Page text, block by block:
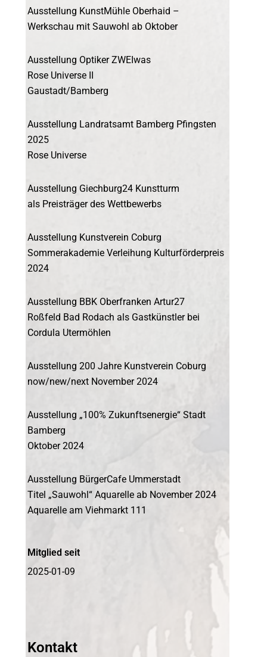
Ausstellung KunstMühle Oberhaid –
Werkschau mit Sauwohl ab Oktober
Ausstellung Optiker ZWEIwas
Rose Universe II
Gaustadt/Bamberg
Ausstellung Landratsamt Bamberg Pfingsten
2025
Rose Universe
Ausstellung Giechburg24 Kunstturm
als Preisträger des Wettbewerbs
Ausstellung Kunstverein Coburg
Sommerakademie Verleihung Kulturförderpreis
2024
Ausstellung BBK Oberfranken Artur27
Roßfeld Bad Rodach als Gastkünstler bei
Cordula Utermöhlen
Ausstellung 200 Jahre Kunstverein Coburg
now/new/next November 2024
Ausstellung „100% Zukunftsenergie“ Stadt
Bamberg
Oktober 2024
Ausstellung BürgerCafe Ummerstadt
Titel „Sauwohl“ Aquarelle ab November 2024
Aquarelle am Viehmarkt 111
Mitglied seit
2025-01-09
Kontakt